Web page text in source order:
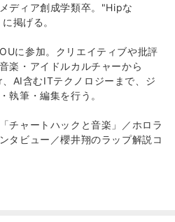
ディア創成学類卒。"Hipな
掲げる。
に参加。クリエイティブや批評
楽・アイドルカルチャーから
AI含むITテクノロジーまで、ジ
執筆・編集を行う。
チャートハックと音楽」／ホロラ
タビュー／櫻井翔のラップ解説コ